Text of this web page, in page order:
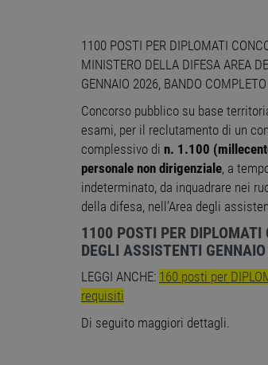
1100 POSTI PER DIPLOMATI
MINISTERO DELLA DIFESA AREA
GENNAIO 2026, BANDO COMPLETO
Concorso pubblico su base
esami, per il reclutamento di un
complessivo di n. 1.100
personale non dirigenziale, a
indeterminato, da inquadrare nei
della difesa, nell’Area degli
1100 POSTI PER DIPLOMATI
DEGLI ASSISTENTI
LEGGI ANCHE: 160 posti per
requisiti
Di seguito maggiori dettagli.